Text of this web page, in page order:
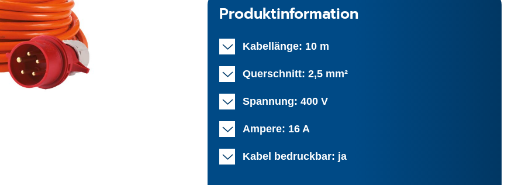
Produktinformation
Kabellänge: 10 m
Querschnitt: 2,5 mm²
Spannung: 400 V
Ampere: 16 A
Kabel bedruckbar: ja